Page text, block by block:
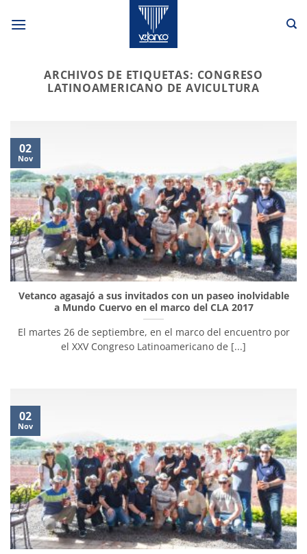
ARCHIVOS DE ETIQUETAS: CONGRESO
LATINOAMERICANO DE AVICULTURA
Vetanco agasajó a sus invitados con un paseo inolvidable
a Mundo Cuervo en el marco del CLA 2017
El martes 26 de septiembre, en el marco del encuentro por
el XXV Congreso Latinoamericano de [...]
02
Nov
02
Nov